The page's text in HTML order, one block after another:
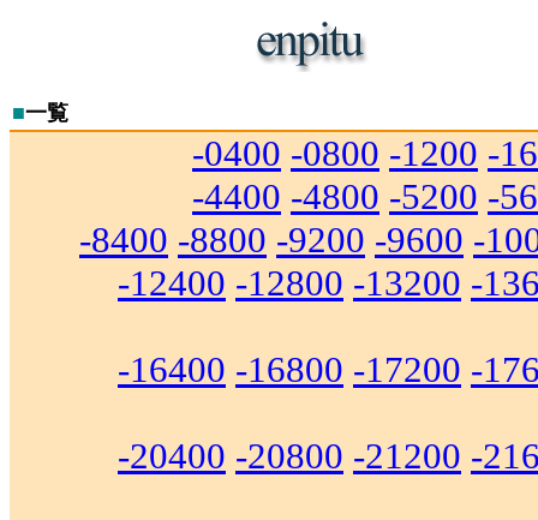
■一覧
-0400 -0800 -1200 -
-4400 -4800 -5200 -
-8400 -8800 -9200 -9600 -
-12400 -12800 -13200 -
-16400 -16800 -17200 -
-20400 -20800 -21200 -